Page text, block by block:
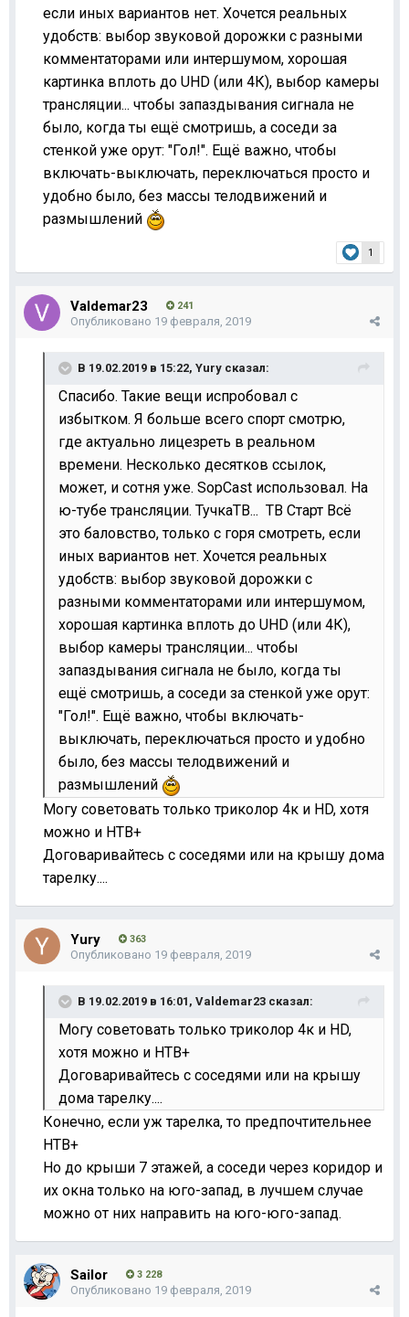
если иных вариантов нет. Хочется реальных
удобств: выбор звуковой дорожки с разными
комментаторами или интершумом, хорошая
картинка вплоть до UHD (или 4К), выбор камеры
трансляции... чтобы запаздывания сигнала не
было, когда ты ещё смотришь, а соседи за
стенкой уже орут: "Гол!". Ещё важно, чтобы
включать-выключать, переключаться просто и
удобно было, без массы телодвижений и
размышлений
1
Valdemar23 241
Опубликовано 19 февраля, 2019
В 19.02.2019 в 15:22, Yury сказал:
Спасибо. Такие вещи испробовал с
избытком. Я больше всего спорт смотрю,
где актуально лицезреть в реальном
времени. Несколько десятков ссылок,
может, и сотня уже. SopCast использовал. На
ю-тубе трансляции. ТучкаТВ... ТВ Старт Всё
это баловство, только с горя смотреть, если
иных вариантов нет. Хочется реальных
удобств: выбор звуковой дорожки с
разными комментаторами или интершумом,
хорошая картинка вплоть до UHD (или 4К),
выбор камеры трансляции... чтобы
запаздывания сигнала не было, когда ты
ещё смотришь, а соседи за стенкой уже орут:
"Гол!". Ещё важно, чтобы включать-
выключать, переключаться просто и удобно
было, без массы телодвижений и
размышлений
Могу советовать только триколор 4к и HD, хотя
можно и НТВ+
Договаривайтесь с соседями или на крышу дома
тарелку....
Yury 363
Опубликовано 19 февраля, 2019
В 19.02.2019 в 16:01, Valdemar23 сказал:
Могу советовать только триколор 4к и HD,
хотя можно и НТВ+
Договаривайтесь с соседями или на крышу
дома тарелку....
Конечно, если уж тарелка, то предпочтительнее
НТВ+
Но до крыши 7 этажей, а соседи через коридор и
их окна только на юго-запад, в лучшем случае
можно от них направить на юго-юго-запад.
Sailor 3 228
Опубликовано 19 февраля, 2019